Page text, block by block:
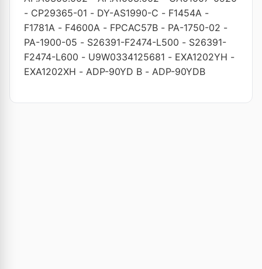
- CP29365-01 - DY-AS1990-C - F1454A -
F1781A - F4600A - FPCAC57B - PA-1750-02 -
PA-1900-05 - S26391-F2474-L500 - S26391-
F2474-L600 - U9W0334125681 - EXA1202YH -
EXA1202XH - ADP-90YD B - ADP-90YDB